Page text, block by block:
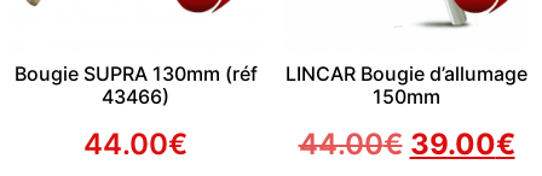
Bougie SUPRA 130mm (réf
43466)
44.00€
LINCAR Bougie d’allumage
150mm
44.00€ 39.00€